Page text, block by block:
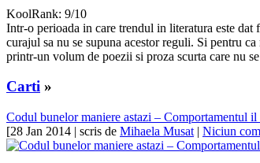
KoolRank: 9/10
Intr-o perioada in care trendul in literatura este
curajul sa nu se supuna acestor reguli. Si pentru
printr-un volum de poezii si proza scurta care nu
Carti »
Codul bunelor maniere astazi – Comportamentul il
[28 Jan 2014 | scris de Mihaela Musat | Niciun